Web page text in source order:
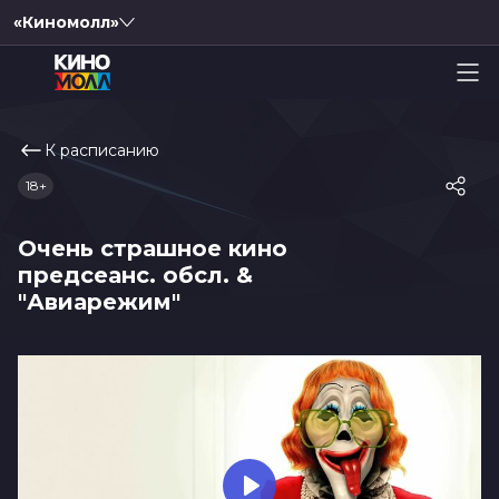
«Киномолл»
К расписанию
Очень страшное кино
предсеанс. обсл. &
"Авиарежим"
18+